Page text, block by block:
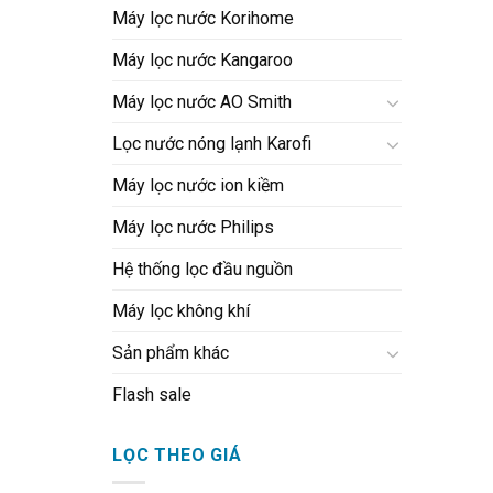
Máy lọc nước Korihome
Máy lọc nước Kangaroo
Máy lọc nước AO Smith
Lọc nước nóng lạnh Karofi
Máy lọc nước ion kiềm
Máy lọc nước Philips
Hệ thống lọc đầu nguồn
Máy lọc không khí
Sản phẩm khác
Flash sale
LỌC THEO GIÁ